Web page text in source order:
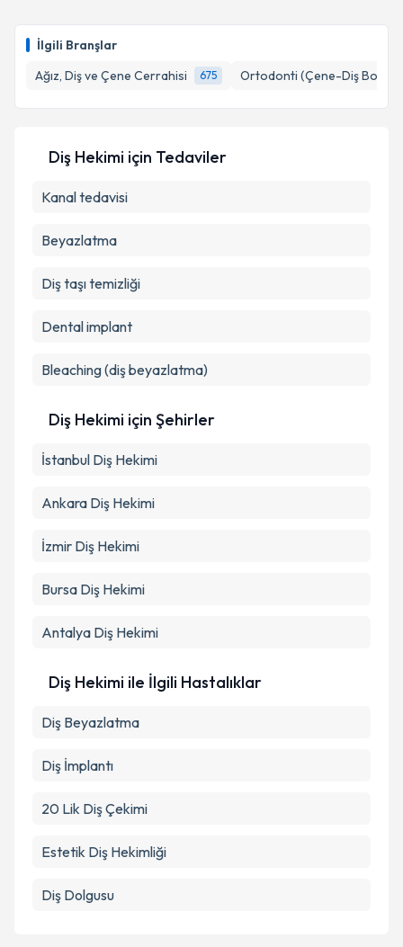
İlgili Branşlar
Ağız, Diş ve Çene Cerrahisi
675 Ortodonti (Çene-Diş
E-posta Adresiniz
Metni'ni okudum ve kişisel verilerimin belirtilen
kapsamda işlenmesini kabul ediyorum.
Diş Hekimi için Tedaviler
Kanal tedavisi
Beyazlatma
Diş taşı temizliği
Dental implant
Bleaching (diş beyazlatma)
Diş Hekimi için Şehirler
İstanbul Diş Hekimi
Ankara Diş Hekimi
İzmir Diş Hekimi
Bursa Diş Hekimi
Antalya Diş Hekimi
Diş Hekimi ile İlgili Hastalıklar
Diş Beyazlatma
Diş İmplantı
20 Lik Diş Çekimi
Estetik Diş Hekimliği
Diş Dolgusu